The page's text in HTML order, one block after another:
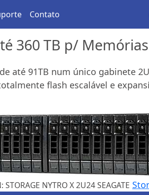
Contato
360 TB p/ Memórias
até 91TB num único gabinete
flash escalável e
STORAGE NYTRO X 2U24 SEAGATE